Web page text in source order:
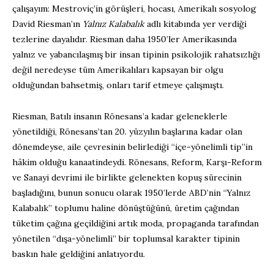
çalışayım: Mestroviç’in görüşleri, hocası, Amerikalı sosyolog
David Riesman’ın Yalnız Kalabalıkadlı kitabında yer verdiği
tezlerine dayalıdır. Riesman daha 1950’ler Amerikasında
yalnız ve yabancılaşmış bir insan tipinin psikolojik rahatsızlığı
değil neredeyse tüm Amerikalıları kapsayan bir olgu
olduğundan bahsetmiş, onları tarif etmeye çalışmıştı.
Riesman, Batılı insanın Rönesans’a kadar geleneklerle
yönetildiği, Rönesans’tan 20. yüzyılın başlarına kadar olan
dönemdeyse, aile çevresinin belirlediği “içe-yönelimli tip”in
hâkim olduğu kanaatindeydi. Rönesans, Reform, Karşı-Reform
ve Sanayi devrimi ile birlikte gelenekten kopuş sürecinin
başladığını, bunun sonucu olarak 1950’lerde ABD’nin “Yalnız
Kalabalık” toplumu haline dönüştüğünü, üretim çağından
tüketim çağına geçildiğini artık moda, propaganda tarafından
yönetilen “dışa-yönelimli” bir toplumsal karakter tipinin
baskın hale geldiğini anlatıyordu.